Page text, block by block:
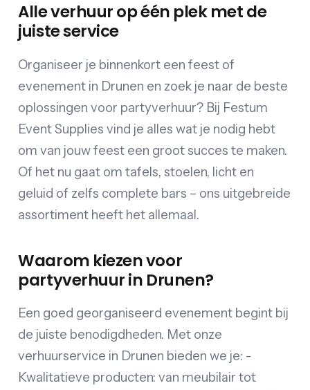
Alle verhuur op één plek met de
juiste service
Organiseer je binnenkort een feest of
evenement in Drunen en zoek je naar de beste
oplossingen voor partyverhuur? Bij Festum
Event Supplies vind je alles wat je nodig hebt
om van jouw feest een groot succes te maken.
Of het nu gaat om tafels, stoelen, licht en
geluid of zelfs complete bars – ons uitgebreide
assortiment heeft het allemaal.
Waarom kiezen voor
partyverhuur in Drunen?
Een goed georganiseerd evenement begint bij
de juiste benodigdheden. Met onze
verhuurservice in Drunen bieden we je: -
Kwalitatieve producten: van meubilair tot